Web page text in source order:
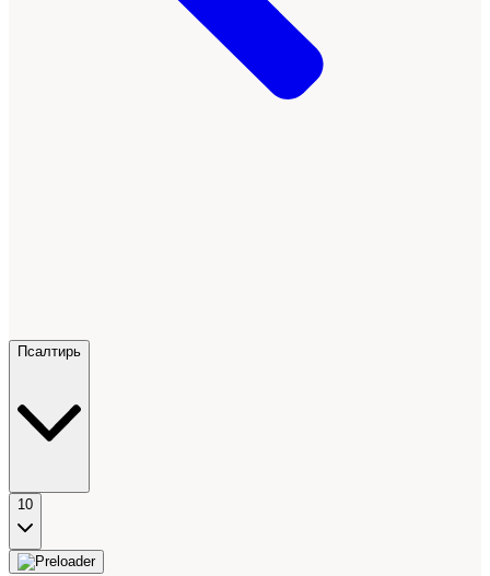
Псалтирь
10